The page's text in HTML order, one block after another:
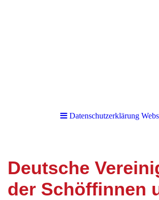
Datenschutzerklärung
Deutsche
der Schöffinnen